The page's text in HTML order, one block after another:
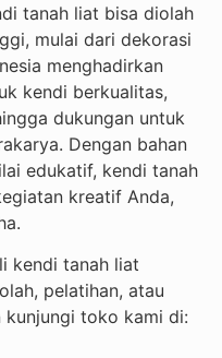
tanah liat bisa diolah
mulai dari dekorasi
menghadirkan
kendi berkualitas,
dukungan untuk
Dengan bahan
edukatif, kendi tanah
kreatif Anda,
kendi tanah liat
pelatihan, atau
kunjungi toko kami di: